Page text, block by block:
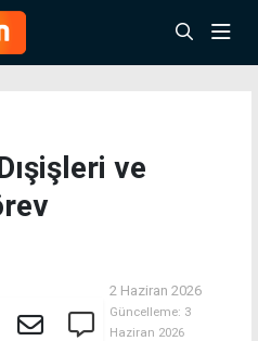
ve
2 Haziran 2026
Güncelleme: 3
Haziran 2026